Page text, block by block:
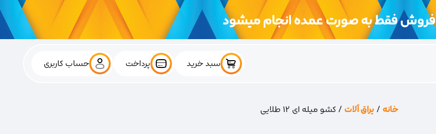
فروش فقط به صورت عمده انجام میشود
سبد خرید پرداخت حساب کاربری
خانه/ یراق آلات/ کشو میله ای 12 طلایی